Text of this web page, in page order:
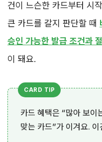
건이 느슨한 카드부터 시
큰 카드를 갈지 판단할 때
승인 가능한 발급 조건과
이 돼요.
카드 혜택은 “많아 보이
맞는 카드”가 이겨요.